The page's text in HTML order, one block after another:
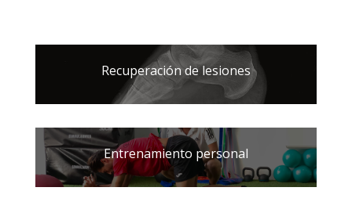
Recuperación de lesiones
Entrenamiento personal